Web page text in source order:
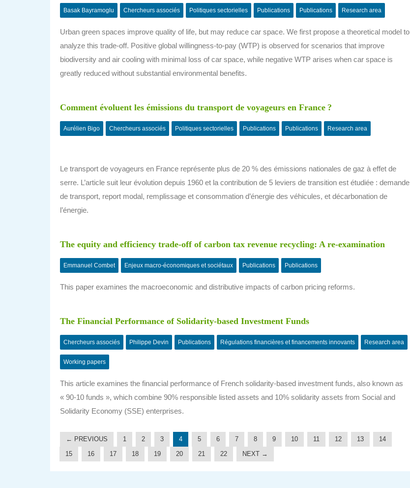
Basak Bayramoglu Chercheurs associés Politiques sectorielles Publications Publications Research area
Urban green spaces improve quality of life, but may reduce car space. We first propose a theoretical model to
analyze this trade-off. Positive global willingness-to-pay (WTP) is observed for scenarios that improve
biodiversity and air cooling with minimal loss of car space, while negative WTP arises when car space is
greatly reduced without substantial environmental benefits.
Comment évoluent les émissions du transport de voyageurs en France ?
Aurélien Bigo Chercheurs associés Politiques sectorielles Publications Publications Research area
Le transport de voyageurs en France représente plus de 20 % des émissions nationales de gaz à effet de
serre. L’article suit leur évolution depuis 1960 et la contribution de 5 leviers de transition est étudiée : demande
de transport, report modal, remplissage et consommation d’énergie des véhicules, et décarbonation de
l’énergie.
The equity and efficiency trade-off of carbon tax revenue recycling: A re-examination
Emmanuel Combet Enjeux macro-économiques et sociétaux Publications Publications
This paper examines the macroeconomic and distributive impacts of carbon pricing reforms.
The Financial Performance of Solidarity-based Investment Funds
Chercheurs associés Philippe Devin Publications Régulations financières et financements innovants Research area
Working papers
This article examines the financial performance of French solidarity-based investment funds, also known as
« 90-10 funds », which combine 90% responsible listed assets and 10% solidarity assets from Social and
Solidarity Economy (SSE) enterprises.
← PREVIOUS 1 2 3 4 5 6 7 8 9 10 11 12 13
14
15
16 17 18 19 20 21 22 NEXT →